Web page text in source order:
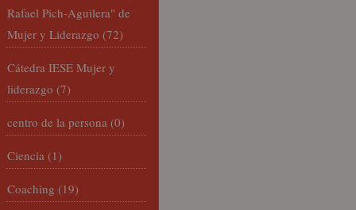
Rafael Pich-Aguilera" de
Mujer y Liderazgo (72)
Cátedra IESE Mujer y
liderazgo (7)
centro de la persona (0)
Ciencia (1)
Coaching (19)